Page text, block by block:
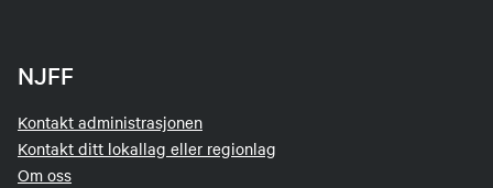
NJFF
Kontakt administrasjonen
Kontakt ditt lokallag eller regionlag
Om oss